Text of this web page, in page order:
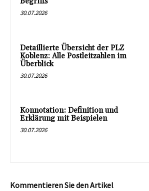
30.07.2026
Detaillierte Übersicht der PLZ
Koblenz: Alle Postleitzahlen im
Überblick
30.07.2026
Konnotation: Definition und
Erklärung mit Beispielen
30.07.2026
Kommentieren Sie den Artikel